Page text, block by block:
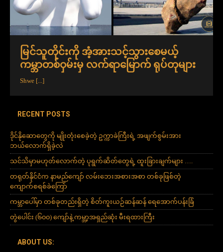
မြင်သူတိုင်းကို အံ့အားသင့်သွားစေမယ့်
ကမ္ဘာတစ်ဝှမ်းမှ လက်ရာမြောက် ရုပ်တုများ
Shwe [...]
RECENT POSTS
ဒိုင်နိုဆောတွေကို မျိုးတုံးစေခဲ့တဲ့ ဥက္ကာခဲကြီးရဲ့ အဖျက်စွမ်းအား
ဘယ်လောက်ရှိခဲ့လဲ
သင်သိမှာမဟုတ်လောက်တဲ့ ပုရွက်ဆိတ်တွေရဲ့ ထူးခြားချက်များ ….
တရုတ်နိုင်ငံက နာမည်ကျော် လမ်းဘေးအစားအစာ တစ်ခုဖြစ်တဲ့
ကျောက်စရစ်ခဲကြော်
ကမ္ဘာပေါ်မှာ တစ်ခုတည်းရှိတဲ့ စိတ်ကူးယဉ်ဆန်ဆန် ရေအောက်ပန်းခြံ
တွဲပေါင်း (၆၀၀) ကျော်နဲ့ ကမ္ဘာ့အရှည်ဆုံး မီးရထားကြီး
ABOUT US: